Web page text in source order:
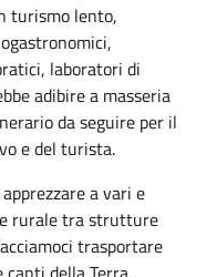
turismo lento,
laboratori di
adibire a masseria
da seguire per il
e del turista.
a vari e
rurale tra strutture
trasportare